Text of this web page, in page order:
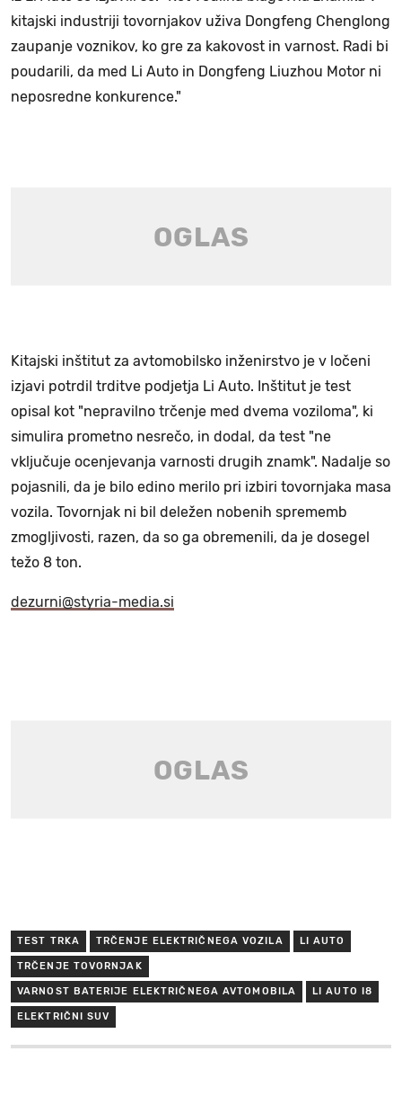
kitajski industriji tovornjakov uživa Dongfeng Chenglong
zaupanje voznikov, ko gre za kakovost in varnost. Radi bi
poudarili, da med Li Auto in Dongfeng Liuzhou Motor ni
neposredne konkurence."
Kitajski inštitut za avtomobilsko inženirstvo je v ločeni
izjavi potrdil trditve podjetja Li Auto. Inštitut je test
opisal kot "nepravilno trčenje med dvema voziloma", ki
simulira prometno nesrečo, in dodal, da test "ne
vključuje ocenjevanja varnosti drugih znamk". Nadalje so
pojasnili, da je bilo edino merilo pri izbiri tovornjaka masa
vozila. Tovornjak ni bil deležen nobenih sprememb
zmogljivosti, razen, da so ga obremenili, da je dosegel
težo 8 ton.
dezurni@styria-media.si
TEST TRKA TRČENJE ELEKTRIČNEGA VOZILA LI AUTO
TRČENJE TOVORNJAK
VARNOST BATERIJE ELEKTRIČNEGA AVTOMOBILA LI AUTO I8
ELEKTRIČNI SUV